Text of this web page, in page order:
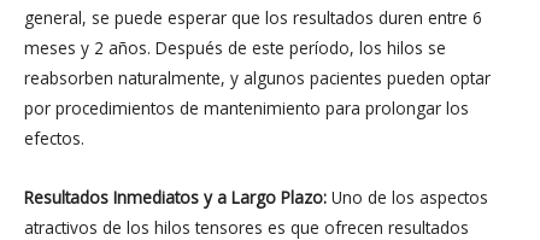
general, se puede esperar que los resultados duren entre 6
meses y 2 años. Después de este período, los hilos se
reabsorben naturalmente, y algunos pacientes pueden optar
por procedimientos de mantenimiento para prolongar los
efectos.
Resultados Inmediatos y a Largo Plazo: Uno de los aspectos
atractivos de los hilos tensores es que ofrecen resultados